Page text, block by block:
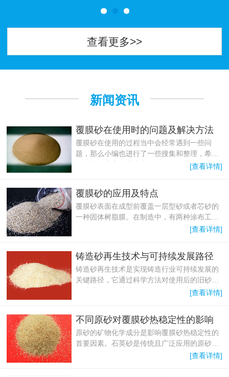
查看更多>>
新闻资讯
覆膜砂在使用时的问题及解决方法
覆膜砂在使用的过程当中会经常遇到一些问
题，那么小编也进行了一些搜集和整理，希望
[查看详情]
覆膜砂的应用及特点
覆膜砂表面在成型前覆盖一层型砂或者芯砂的
一种固体树脂膜。在制造中，有两种涂布工
[查看详情]
铸造砂再生技术与可持续发展路径
铸造砂再生技术是实现铸造行业可持续发展的
关键路径，它通过科学方法对使用后的旧砂进
行处理，恢复其性能并循环利用，从而大幅减
[查看详情]
不同原砂对覆膜砂热稳定性的影响
原砂的矿物化学成分是影响覆膜砂热稳定性的
首要因素。石英砂是传统且广泛应用的原砂材
[查看详情]